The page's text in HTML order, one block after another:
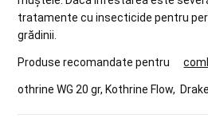
tratamente cu insecticide pentru
grădinii.
Produse recomandate pentru
othrine WG 20 gr, Kothrine Flow,